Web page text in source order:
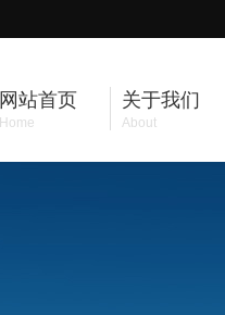
网站首页
Home
关于我们
About